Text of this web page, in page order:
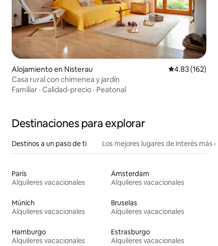
Alojamiento en Nisterau Calificación
4.83 (162)
Casa rural con chimenea y jardín
Familiar · Calidad-precio · Peatonal
Destinaciones para explorar
Destinos a un paso de ti Los mejores lugares de interés más
París
Alquileres vacacionales
Ámsterdam
Alquileres vacacionales
Múnich
Alquileres vacacionales
Bruselas
Alquileres vacacionales
Hamburgo
Alquileres vacacionales
Estrasburgo
Alquileres vacacionales